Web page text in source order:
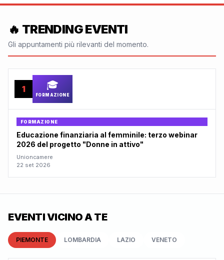
🔥 TRENDING EVENTI
Gli appuntamenti più rilevanti del momento.
1 🎓
FORMAZIONE
FORMAZIONE
Educazione finanziaria al femminile: terzo webinar
2026 del progetto "Donne in attivo"
Unioncamere
22 set 2026
EVENTI VICINO A TE
PIEMONTE LOMBARDIA LAZIO VENETO